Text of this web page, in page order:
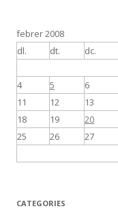
k
febrer 2008
dl.
dt. dc.
4
5 6
11
12 13
18
19 20
25
26 27
CATEGORIES